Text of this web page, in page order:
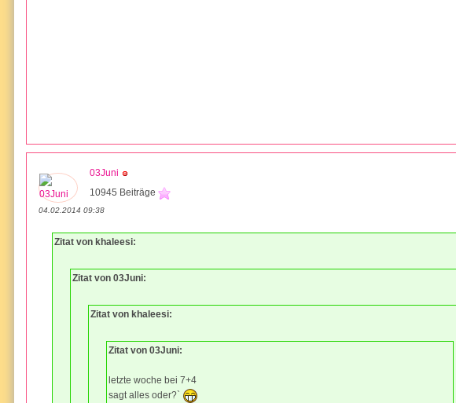
03Juni
10945 Beiträge
04.02.2014 09:38
Zitat von khaleesi:
Zitat von 03Juni:
Zitat von khaleesi:
Zitat von 03Juni:
letzte woche bei 7+4
sagt alles oder?`